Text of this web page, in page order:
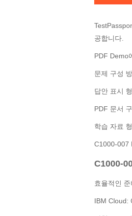
공합니다.
PDF Demo
문제 구성
답안 표시
PDF 문서
학습 자료
C1000-007
C1000-
효율적인
IBM Cloud: